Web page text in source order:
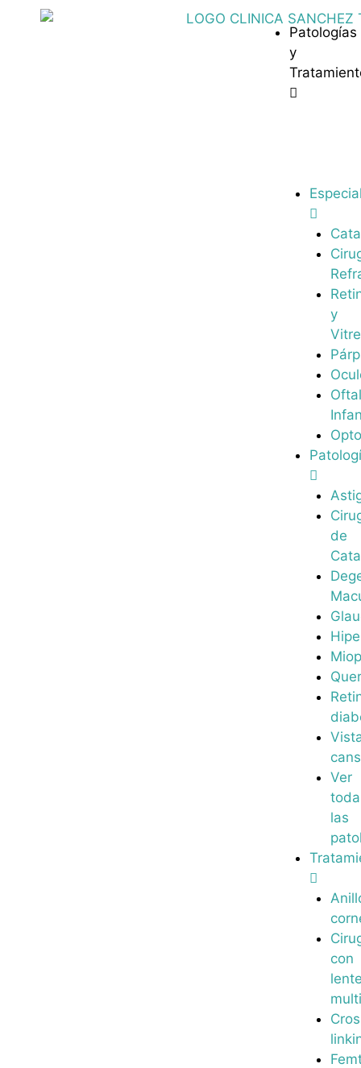
Patologías
y
y
de
Ver
las
con